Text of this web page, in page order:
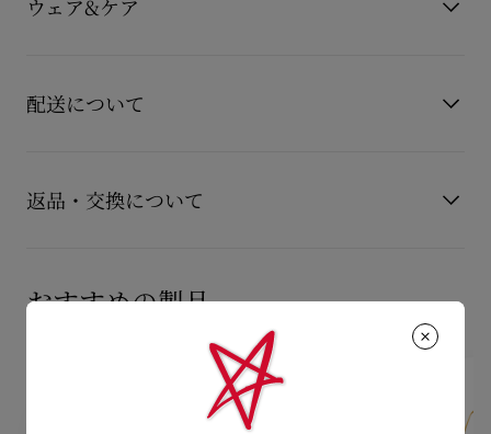
れたデザインは、エレガントなオケージョンにぴったりの一足
素材 クレープサテン
ウェア&ケア
つかの注意事項がございます。詳しくは製品のお手入れをご確
認くださいませ。
配送について
15,000円(税込)以上のご注文は、送料無料でお届けいたしま
す。
通常1-2営業日以内にヤマト運輸にて発送いたします。
在庫のお取り寄せが必要な商品は、1週間程でのお届けとなりま
※なお、一部の地域や天候不良、決済確認等により発送が遅延す
る場合がございます。ご了承ください。
返品・交換について
けております。返品送料は無料です。
詳しい返品・交換に関する情報は下記よりご確認くださいま
おすすめの製品